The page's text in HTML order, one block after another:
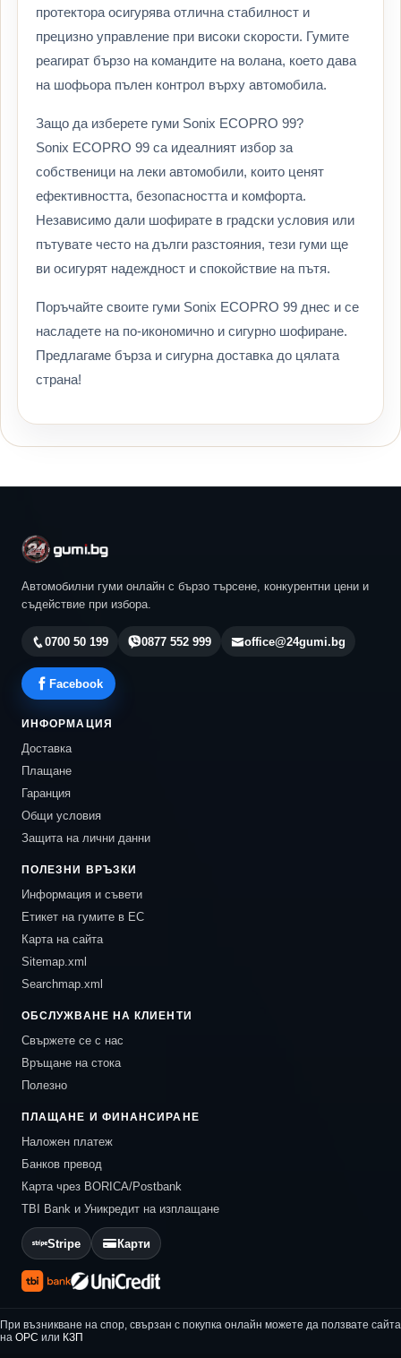
протектора осигурява отлична стабилност и
прецизно управление при високи скорости. Гумите
реагират бързо на командите на волана, което дава
на шофьора пълен контрол върху автомобила.
Защо да изберете гуми Sonix ECOPRO 99?
Sonix ECOPRO 99 са идеалният избор за
собственици на леки автомобили, които ценят
ефективността, безопасността и комфорта.
Независимо дали шофирате в градски условия или
пътувате често на дълги разстояния, тези гуми ще
ви осигурят надеждност и спокойствие на пътя.
Поръчайте своите гуми Sonix ECOPRO 99 днес и се
насладете на по-икономично и сигурно шофиране.
Предлагаме бърза и сигурна доставка до цялата
страна!
Автомобилни гуми онлайн с бързо търсене, конкурентни цени и
съдействие при избора.
0700 50 199 0877 552 999 office@24gumi.bg
Facebook
ИНФОРМАЦИЯ
Доставка
Плащане
Гаранция
Общи условия
Защита на лични данни
ПОЛЕЗНИ ВРЪЗКИ
Информация и съвети
Етикет на гумите в ЕС
Карта на сайта
Sitemap.xml
Searchmap.xml
ОБСЛУЖВАНЕ НА КЛИЕНТИ
Свържете се с нас
Връщане на стока
Полезно
ПЛАЩАНЕ И ФИНАНСИРАНЕ
Наложен платеж
Банков превод
Карта чрез BORICA/Postbank
TBI Bank и Уникредит на изплащане
Stripe Карти
При възникване на спор, свързан с покупка онлайн можете да ползвате сайта
на ОРС или КЗП